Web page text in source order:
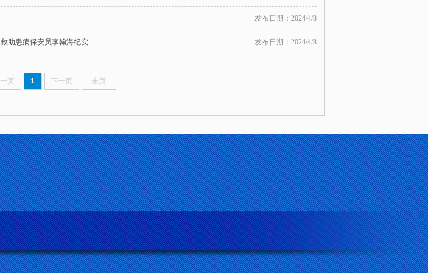
发布日期：2024/4/8
助患病保安员李翰海纪实 发布日期：2024/4/8
一页 1 下一页 未页